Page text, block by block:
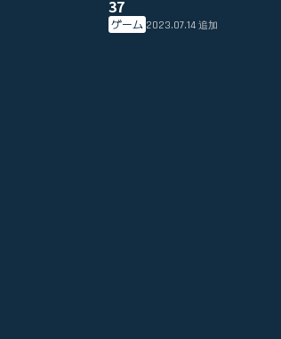
37
ゲーム 2023.07.14追加